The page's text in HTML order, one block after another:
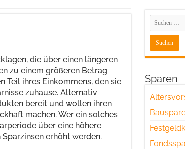
die über einen längeren
zu einem größeren Betrag
Teil ihres Einkommens, den sie
zuhause. Alternativ
bereit und wollen ihren
machen. Wer ein solches
über eine höhere
erhöht werden.
Sparen